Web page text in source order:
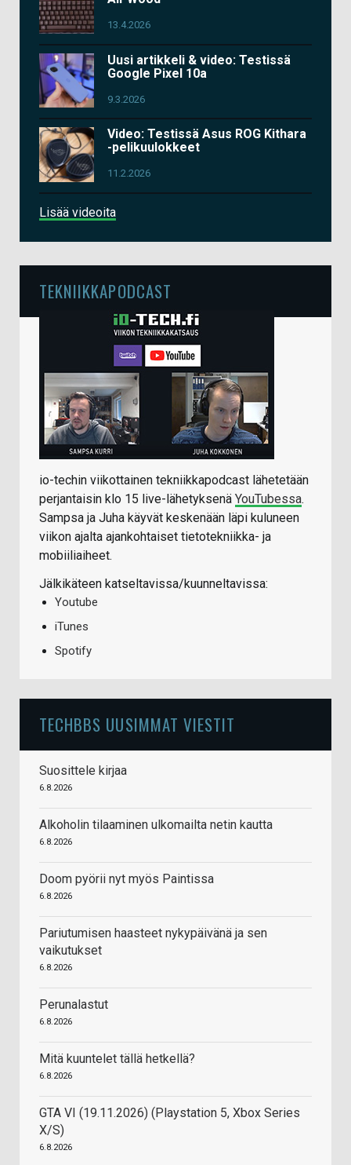
13.4.2026
Uusi artikkeli & video: Testissä
Google Pixel 10a
9.3.2026
Video: Testissä Asus ROG Kithara
-pelikuulokkeet
11.2.2026
Lisää videoita
TEKNIIKKAPODCAST
io-techin viikottainen tekniikkapodcast lähetetään
perjantaisin klo 15 live-lähetyksenä YouTubessa.
Sampsa ja Juha käyvät keskenään läpi kuluneen
viikon ajalta ajankohtaiset tietotekniikka- ja
mobiiliaiheet.
Jälkikäteen katseltavissa/kuunneltavissa:
Youtube
iTunes
Spotify
TECHBBS UUSIMMAT VIESTIT
Suosittele kirjaa
6.8.2026
Alkoholin tilaaminen ulkomailta netin kautta
6.8.2026
Doom pyörii nyt myös Paintissa
6.8.2026
Pariutumisen haasteet nykypäivänä ja sen
vaikutukset
6.8.2026
Perunalastut
6.8.2026
Mitä kuuntelet tällä hetkellä?
6.8.2026
GTA VI (19.11.2026) (Playstation 5, Xbox Series
X/S)
6.8.2026